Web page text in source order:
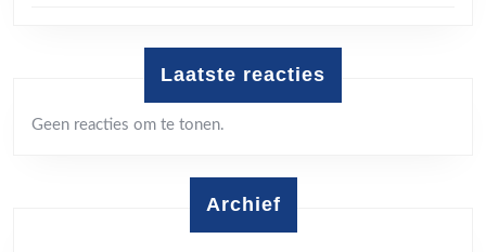
Laatste reacties
Geen reacties om te tonen.
Archief